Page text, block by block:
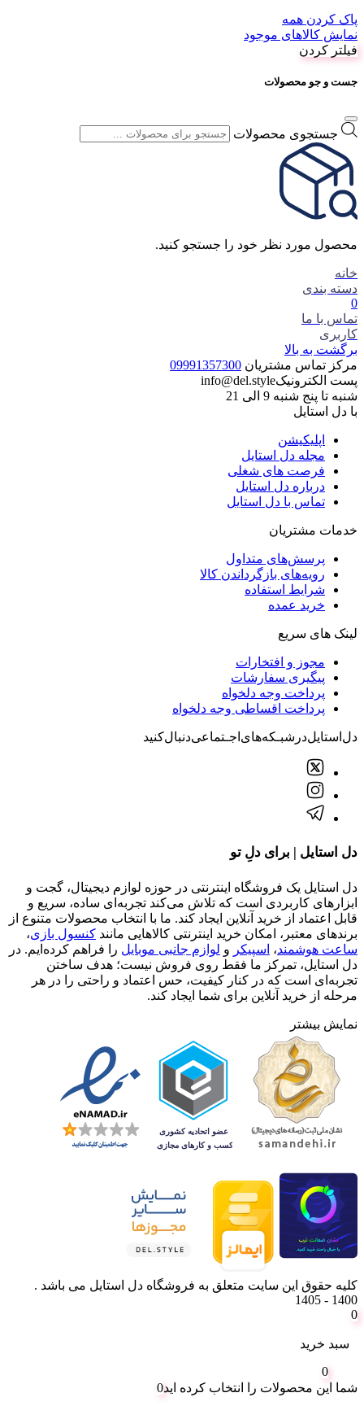
پاک کردن همه
نمایش کالاهای موجود
فیلتر کردن
جست و جو محصولات
جستجوی محصولات
محصول مورد نظر خود را جستجو کنید.
خانه
دسته بندی
0
تماس با ما
کاربری
برگشت به بالا
مرکز تماس مشتریان 09991357300
پست الکترونیکinfo@del.style
شنبه تا پنج شنبه 9 الی 21
با دل استایل
اپلیکیشن
مجله دل استایل
فرصت های شغلی
درباره دل استایل
تماس با دل استایل
خدمات مشتریان
پرسش‌های متداول
رویه‌های بازگرداندن کالا
شرایط استفاده
خرید عمده
لینک های سریع
مجوز و افتخارات
پیگیری سفارشات
پرداخت وجه دلخواه
پرداخت اقساطی وجه دلخواه
دل‌استایل‌در‌‌شبـکه‌های‌اجـتماعی‌دنبال‌کنید
دل استایل | برای دلِ تو
دل استایل یک فروشگاه اینترنتی در حوزه لوازم دیجیتال، گجت و
ابزارهای کاربردی است که تلاش می‌کند تجربه‌ای ساده، سریع و
قابل اعتماد از خرید آنلاین ایجاد کند. ما با انتخاب محصولات متنوع از
برندهای معتبر، امکان خرید اینترنتی کالاهایی مانند کنسول بازی،
ساعت هوشمند، اسپیکر و لوازم جانبی موبایل را فراهم کرده‌ایم. در
دل استایل، تمرکز ما فقط روی فروش نیست؛ هدف ساختن
تجربه‌ای است که در کنار کیفیت، حس اعتماد و راحتی را در هر
مرحله از خرید آنلاین برای شما ایجاد کند.
نمایش بیشتر
کلیه حقوق این سایت متعلق به فروشگاه دل استایل می باشد .
1400 - 1405
0
سبد خرید
0
شما این محصولات را انتخاب کرده اید0